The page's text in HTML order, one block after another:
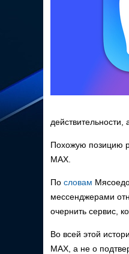
Похожую позицию
MAX.
По словам
мессенджерами
очернить сервис,
Во всей этой
MAX, а не о